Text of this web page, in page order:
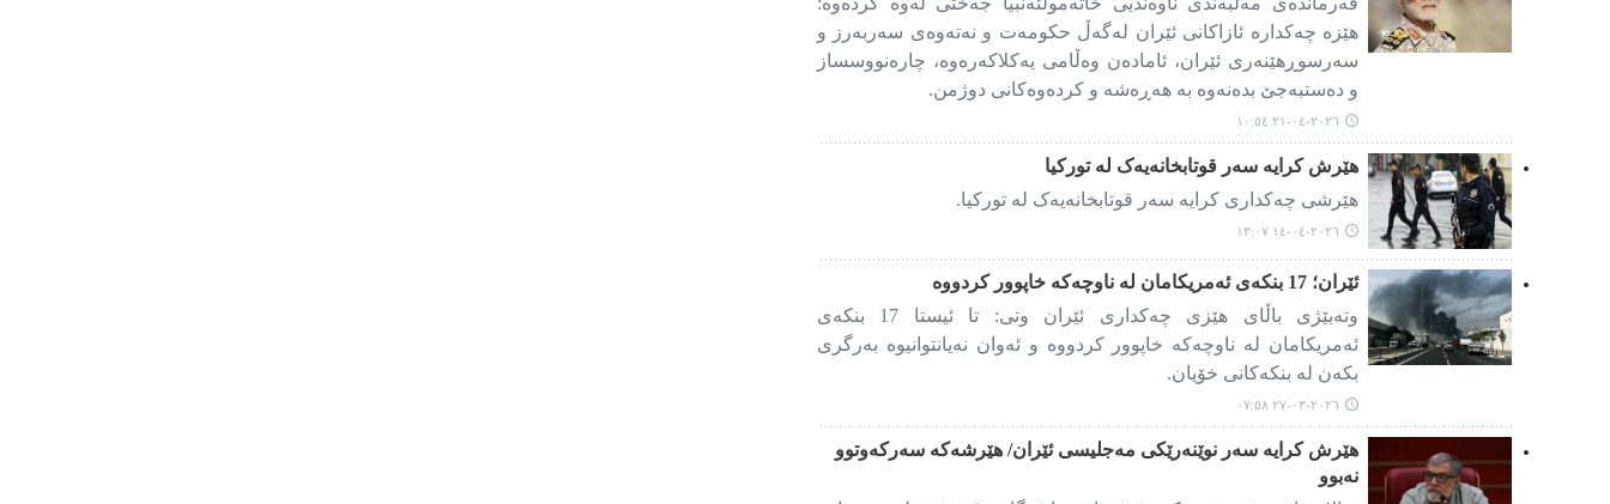
هێزە چەکدارە ئازاکانی ئێران لەگەڵ حکومەت و نەتەوەی سەربەرز و
سەرسوڕهێنەری ئێران، ئامادەن وەڵامی یەکلاکەرەوە، چارەنووسساز
و دەستبەجێ بدەنەوە بە هەڕەشە و کردەوەکانی دوژمن.
٢٠٢٦-٠٤-٢١ ١٠:٥٤
هێرش کرایە سەر قوتابخانەیەک لە تورکیا
هێرشی چەکداری کرایە سەر قوتابخانەیەک لە تورکیا.
٢٠٢٦-٠٤-١٤ ١٣:٠٧
ئێران؛ 17 بنکەی ئەمریکامان لە ناوچەکە خاپوور کردووە
وتەبێژی باڵای هێزی چەکداری ئێران وتی: تا ئیستا 17 بنکەی
ئەمریکامان لە ناوچەکە خاپوور کردووە و ئەوان نەیانتوانیوە بەرگری
بکەن لە بنکەکانی خۆیان.
٢٠٢٦-٠٣-٢٧ ٠٧:٥٨
هێرش کرایە سەر نوێنەرێکی مەجلیسی ئێران/ هێرشەکە سەرکەوتوو
نەبوو